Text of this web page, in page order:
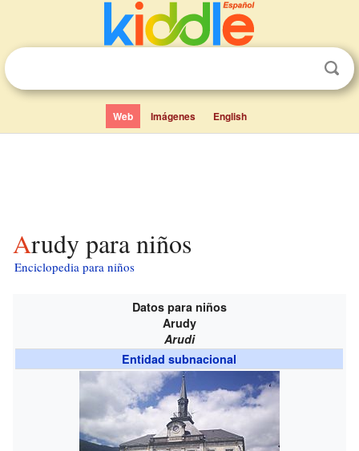
Web Imágenes English
Arudy para niños
Enciclopedia para niños
Datos para niños
Arudy
Arudi
Entidad subnacional